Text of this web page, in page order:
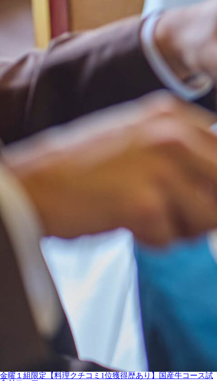
金曜１組限定【料理クチコミ1位獲得歴あり】国産牛コース試